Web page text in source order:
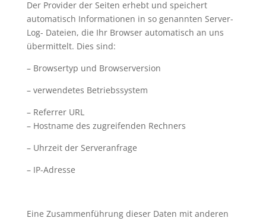
Der Provider der Seiten erhebt und speichert
automatisch Informationen in so genannten Server-
Log- Dateien, die Ihr Browser automatisch an uns
übermittelt. Dies sind:
– Browsertyp und Browserversion
– verwendetes Betriebssystem
– Referrer URL
– Hostname des zugreifenden Rechners
– Uhrzeit der Serveranfrage
– IP-Adresse
Eine Zusammenführung dieser Daten mit anderen